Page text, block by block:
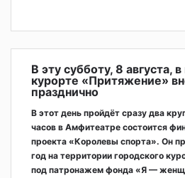
В эту субботу, 8 августа,
курорте «Притяжение»
празднично
В этот день пройдёт сразу два
часов в Амфитеатре состоится
проекта «Королевы спорта». Он
год на территории городского
под патронажем фонда «Я —